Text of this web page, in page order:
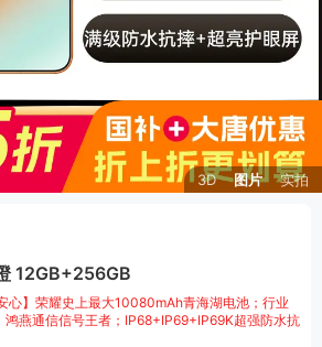
3D 图片 实拍
12GB+256GB
心】荣耀史上最大10080mAh青海湖电池；行业
燕通信信号王者；IP68+IP69+IP69K超强防水抗